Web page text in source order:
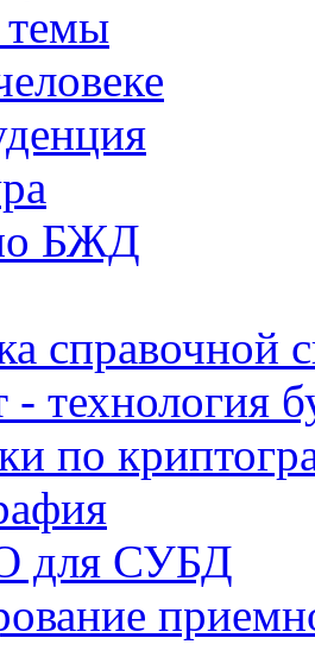
БЖД
справочной
- технология
по
для СУБД